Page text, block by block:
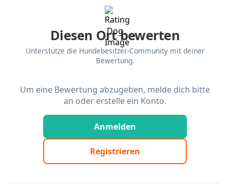
Diesen Ort bewerten
Unterstütze die Hundebesitzer-Community mit deiner
Bewertung.
Um eine Bewertung abzugeben, melde dich bitte
an oder erstelle ein Konto.
Anmelden
Registrieren